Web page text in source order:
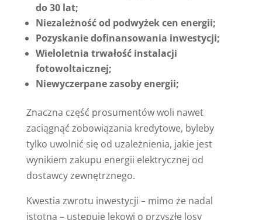
do 30 lat;
Niezależność od podwyżek cen energii;
Pozyskanie dofinansowania inwestycji;
Wieloletnia trwałość instalacji
fotowoltaicznej;
Niewyczerpane zasoby energii;
Znaczna część prosumentów woli nawet
zaciągnąć zobowiązania kredytowe, byleby
tylko uwolnić się od uzależnienia, jakie jest
wynikiem zakupu energii elektrycznej od
dostawcy zewnętrznego.
Kwestia zwrotu inwestycji – mimo że nadal
istotna – ustępuje lękowi o przyszłe losy